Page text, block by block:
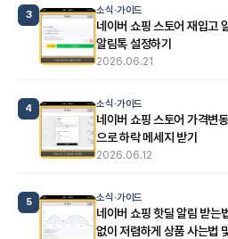
3 소식·가이드
네이버 쇼핑 스토어 재입고
알림톡 설정하기
2026.06.21
4 소식·가이드
네이버 쇼핑 스토어 가격변
으로 하락 메세지 받기
2026.06.12
5 소식·가이드
네이버 쇼핑 핫딜 알림 받는
없이 저렴하게 상품 사는법